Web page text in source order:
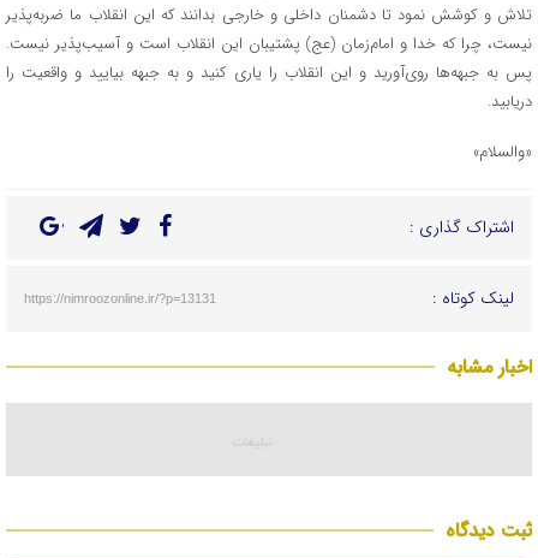
تلاش و کوشش نمود تا دشمنان داخلی و خارجی بدانند که این انقلاب ما ضربه‌پذیر
نیست، چرا که خدا و امام‌زمان (عج) پشتیبان این انقلاب است و آسیب‌پذیر نیست.
پس به جبهه‌ها روی‌آورید و این انقلاب را یاری کنید و به جبهه بیایید و واقعیت را
دریابید.
«والسلام»
اشتراک گذاری :
لینک کوتاه : https://nimroozonline.ir/?p=13131
اخبار مشابه
ثبت دیدگاه